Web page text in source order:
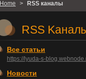
Home > RSS каналы
RSS
Все статьи
https://lyuda-s-
Новости